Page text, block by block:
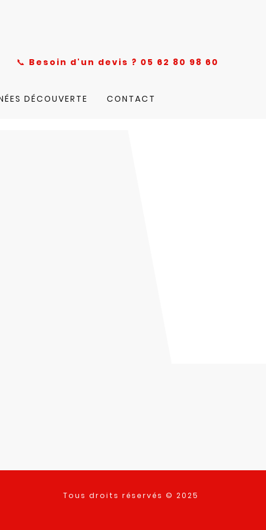
📞 Besoin d'un devis ? 05 62 80 98 60
DÉCOUVERTE CONTACT
Tous droits réservés © 2025